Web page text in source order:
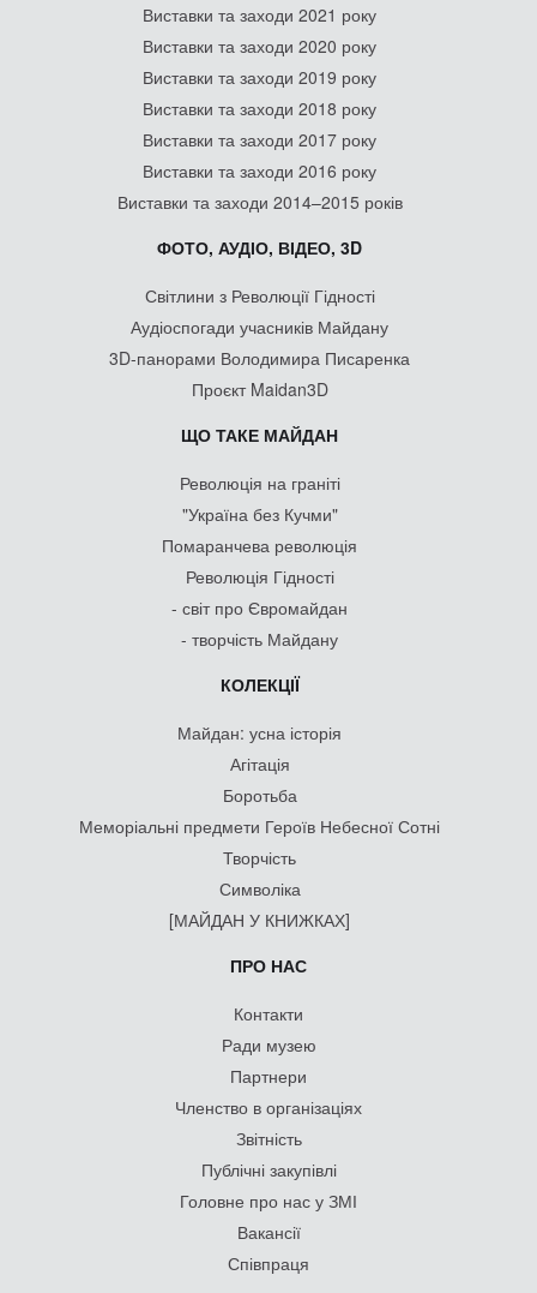
Виставки та заходи 2021 року
Виставки та заходи 2020 року
Виставки та заходи 2019 року
Виставки та заходи 2018 року
Виставки та заходи 2017 року
Виставки та заходи 2016 року
Виставки та заходи 2014–2015 років
ФОТО, АУДІО, ВІДЕО, 3D
Світлини з Революції Гідності
Аудіоспогади учасників Майдану
3D-панорами Володимира Писаренка
Проєкт Maidan3D
ЩО ТАКЕ МАЙДАН
Революція на граніті
"Україна без Кучми"
Помаранчева революція
Революція Гідності
- світ про Євромайдан
- творчість Майдану
КОЛЕКЦІЇ
Майдан: усна історія
Агітація
Боротьба
Меморіальні предмети Героїв Небесної Сотні
Творчість
Символіка
[МАЙДАН У КНИЖКАХ]
ПРО НАС
Контакти
Ради музею
Партнери
Членство в організаціях
Звітність
Публічні закупівлі
Головне про нас у ЗМІ
Вакансії
Співпраця